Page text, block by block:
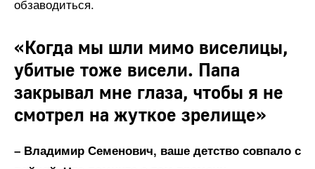
обзаводиться.
«Когда мы шли мимо виселицы,
убитые тоже висели. Папа
закрывал мне глаза, чтобы я не
смотрел на жуткое зрелище»
– Владимир Семенович, ваше детство совпало с